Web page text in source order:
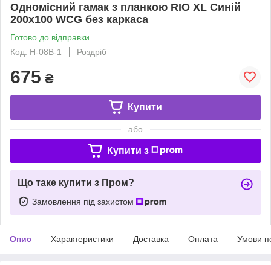
Одномісний гамак з планкою RIO XL Синій
200х100 WCG без каркаса
Готово до відправки
Код: H-08B-1
Роздріб
675 ₴
Купити
або
Купити з
Що таке купити з Пром?
Замовлення під захистом
Опис Характеристики Доставка Оплата Умови